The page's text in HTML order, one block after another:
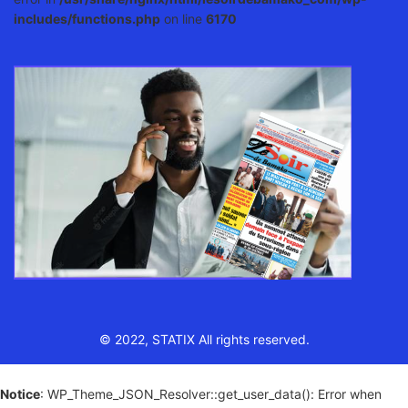
includes/functions.php on line 6170
© 2022, STATIX All rights reserved.
Notice: WP_Theme_JSON_Resolver::get_user_data(): Error when